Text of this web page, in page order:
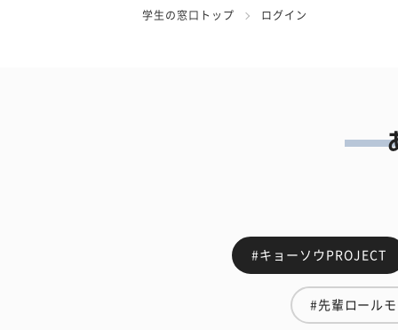
学生の窓口トップ ログイン
#キョーソウPROJECT
#先輩ロール